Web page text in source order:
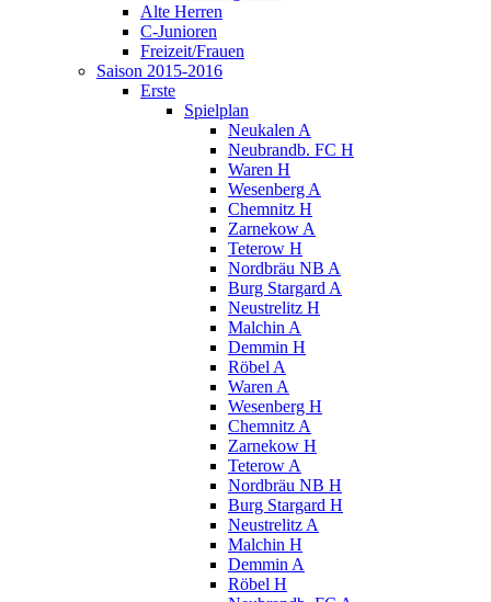
Alte Herren
C-Junioren
Freizeit/Frauen
Saison 2015-2016
Erste
Spielplan
Neukalen A
Neubrandb. FC H
Waren H
Wesenberg A
Chemnitz H
Zarnekow A
Teterow H
Nordbräu NB A
Burg Stargard A
Neustrelitz H
Malchin A
Demmin H
Röbel A
Waren A
Wesenberg H
Chemnitz A
Zarnekow H
Teterow A
Nordbräu NB H
Burg Stargard H
Neustrelitz A
Malchin H
Demmin A
Röbel H